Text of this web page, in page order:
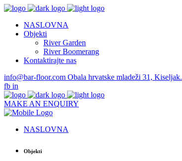
NASLOVNA
Objekti
River Garden
River Boomerang
Kontaktirajte nas
info@bar-floor.com Obala hrvatske mladeži 31, Kiseljak.
fb in
MAKE AN ENQUIRY
NASLOVNA
Objekti